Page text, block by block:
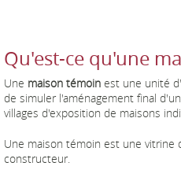
Qu'est-ce qu'une
Une maison témoin est une unité
de simuler l'aménagement final
villages d'exposition de maisons
Une maison témoin est une vitrine
constructeur.